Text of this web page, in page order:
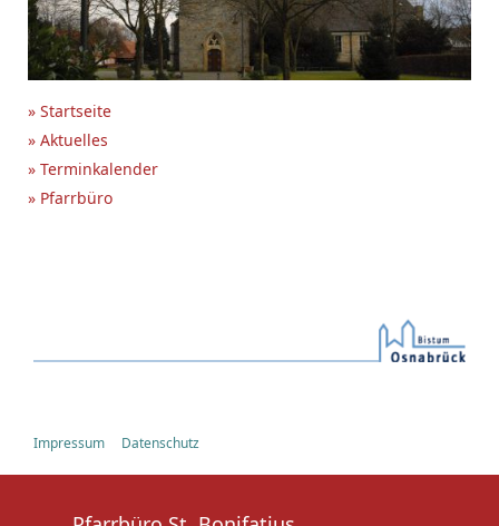
» Startseite
» Aktuelles
» Terminkalender
» Pfarrbüro
Impressum Datenschutz